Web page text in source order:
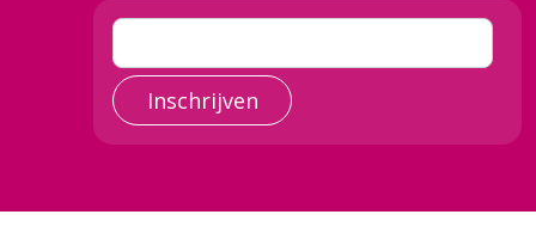
Inschrijven